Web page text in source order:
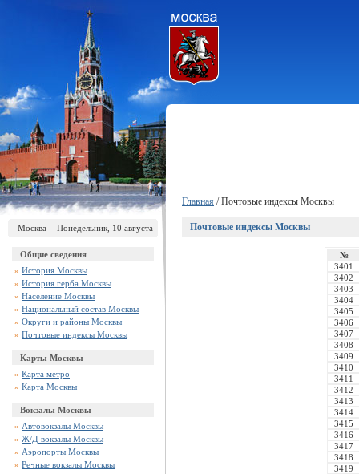
Москва Понедельник, 10 августа
Общие сведения
» История Москвы
» История герба Москвы
» Население Москвы
» Национальный состав Москвы
» Округи и районы Москвы
» Почтовые индексы Москвы
Карты Москвы
» Карта метро
» Карта Москвы
Вокзалы Москвы
» Автовокзалы Москвы
» Ж/Д вокзалы Москвы
» Аэропорты Москвы
» Речные вокзалы Москвы
Главная / Почтовые индексы Москвы
Почтовые индексы Москвы
№
3401
3402
3403
3404
3405
3406
3407
3408
3409
3410
3411
3412
3413
3414
3415
3416
3417
3418
3419